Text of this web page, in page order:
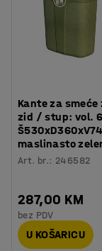
Kante za smeće
zid / stup: vol.
maslinasto
Art. br.: 246582
287,00 KM
bez PDV
U KOŠARICU